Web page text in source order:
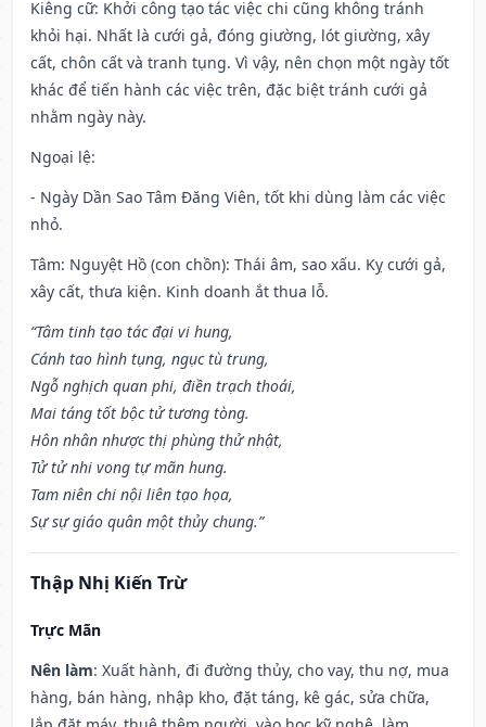
Kiêng cữ: Khởi công tạo tác việc chi cũng không tránh
khỏi hại. Nhất là cưới gả, đóng giường, lót giường, xây
cất, chôn cất và tranh tụng. Vì vậy, nên chọn một ngày tốt
khác để tiến hành các việc trên, đặc biệt tránh cưới gả
nhằm ngày này.
Ngoại lệ:
- Ngày Dần Sao Tâm Đăng Viên, tốt khi dùng làm các việc
nhỏ.
Tâm: Nguyệt Hồ (con chồn): Thái âm, sao xấu. Kỵ cưới gả,
xây cất, thưa kiện. Kinh doanh ắt thua lỗ.
“Tâm tinh tạo tác đại vi hung,
Cánh tao hình tụng, ngục tù trung,
Ngỗ nghịch quan phi, điền trạch thoái,
Mai táng tốt bộc tử tương tòng.
Hôn nhân nhược thị phùng thử nhật,
Tử tử nhi vong tự mãn hung.
Tam niên chi nội liên tạo họa,
Sự sự giáo quân một thủy chung.”
Thập Nhị Kiến Trừ
Trực Mãn
Nên làm: Xuất hành, đi đường thủy, cho vay, thu nợ, mua
hàng, bán hàng, nhập kho, đặt táng, kê gác, sửa chữa,